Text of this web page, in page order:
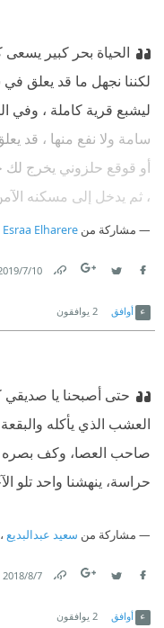
الحياة بحر كبير
لكننا نجهل ما قد يعلق
ليشبع قرية كاملة ، وفي
سامة ولا نفع منها ، قد
أو قوقع حلزوني يخرج لك
، ثم يدخل إلى مسكنه
مشاركة من Esraa Elharere
10‏/7‏/2019
أوافق 2 يوافقون
حتى أصبحنا يا
العشب الذي يأكله
صاحب العصا، وكف بصره
حراسة، ينهشنا واحد تلو
مشاركة من سعيد عبدالبديع
7‏/8‏/2018
أوافق 2 يوافقون